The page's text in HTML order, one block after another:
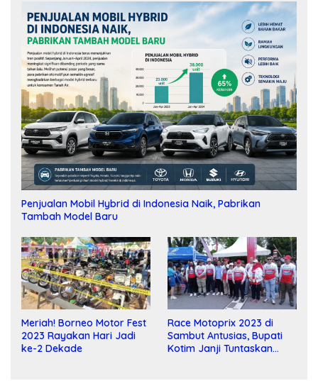
Penjualan Mobil Hybrid di Indonesia Naik, Pabrikan
Tambah Model Baru
Meriah! Borneo Motor Fest
2023 Rayakan Hari Jadi
ke-2 Dekade
Race Motoprix 2023 di
Sambut Antusias, Bupati
Kotim Janji Tuntaskan